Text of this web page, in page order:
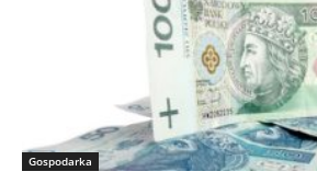
Gospodarka